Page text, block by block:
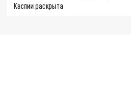
Каспии раскрыта